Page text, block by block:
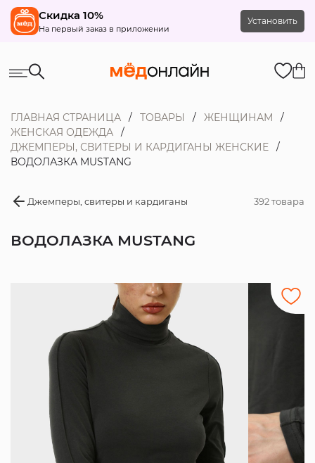
Скидка 10%
На первый заказ в приложении
Установить
ГЛАВНАЯ СТРАНИЦА ТОВАРЫ
ЖЕНЩИНАМ
ЖЕНСКАЯ ОДЕЖДА
ДЖЕМПЕРЫ, СВИТЕРЫ И КАРДИГАНЫ ЖЕНСКИЕ
ВОДОЛАЗКА MUSTANG
Джемперы, свитеры и кардиганы 392 товара
ВОДОЛАЗКА MUSTANG